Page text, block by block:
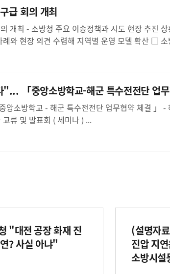
급 회의 개최
「중앙소방학교-해군 특수전전단 업무
조 전문역량과 소방의 구조·구급 교육역량 연계 - 구조기술 교류 및 발표회 ( 세미나 ) ...
"대전 공장 화재 진
? 사실 아냐"
(설명자
진압 지
소방시설